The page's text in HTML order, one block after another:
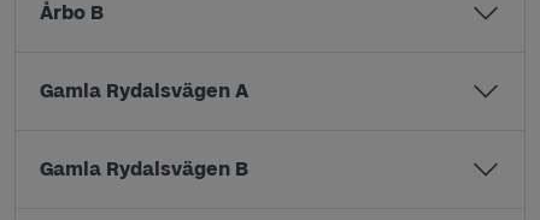
Årbo B
Gamla Rydalsvägen A
Gamla Rydalsvägen B